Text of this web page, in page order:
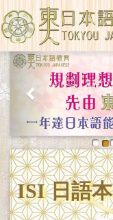
Previous
ISI 日語